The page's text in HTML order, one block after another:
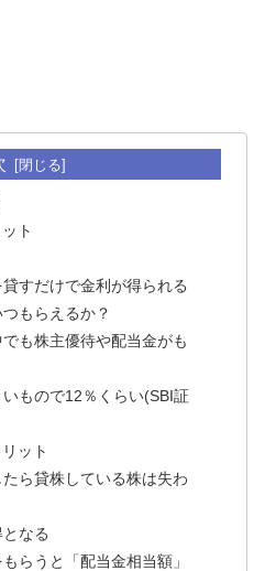
ト
すだけで金利が得られる
もらえるか？
も株主優待や配当金がも
もので12％くらい(SBI証
ット
ら貸株している株は失わ
なる
らうと「配当金相当額」